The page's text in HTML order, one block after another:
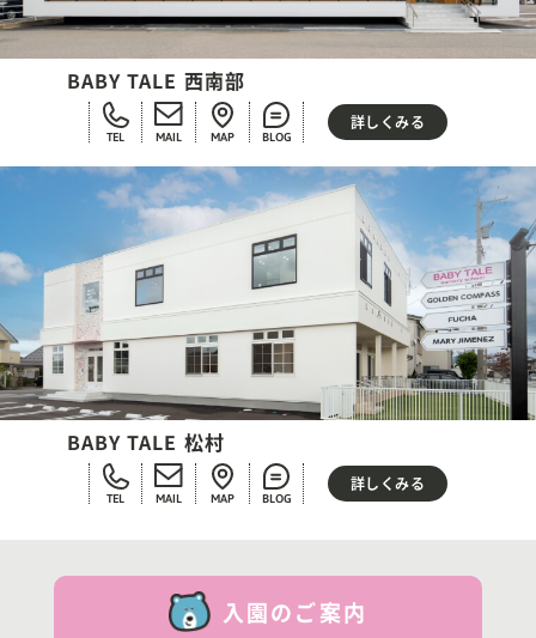
BABY TALE 西南部
TEL MAIL MAP BLOG
詳しくみる
BABY TALE 松村
TEL MAIL MAP BLOG
詳しくみる
入園のご案内